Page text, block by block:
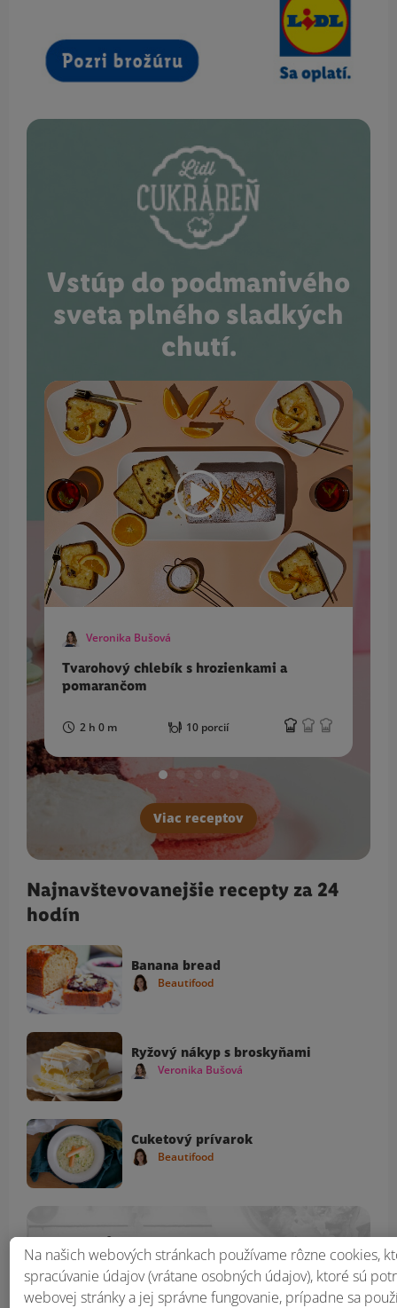
Vstúp do podmanivého
sveta plného sladkých
chutí.
Veronika Bušová
Tvarohový chlebík s hrozienkami a
pomarančom
2 h 0 m 10 porcií
Viac receptov
Najnavštevovanejšie recepty za 24
hodín
Banana bread
Beautifood
Ryžový nákyp s broskyňami
Veronika Bušová
Cuketový prívarok
Beautifood
Prihlás sa na odber
newslettera!
Na našich webových stránkach používame rôzne cookies,
spracúvanie údajov (vrátane osobných údajov), ktoré sú
webovej stránky a jej správne fungovanie, prípadne sa